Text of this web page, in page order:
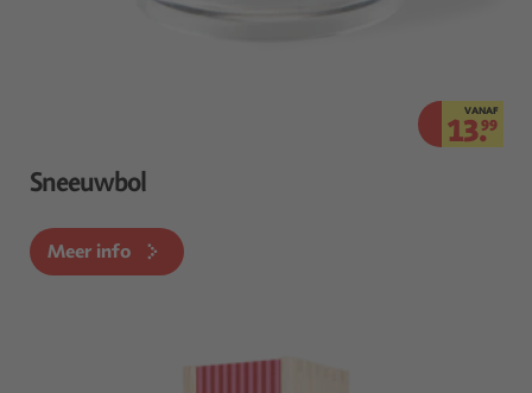
VANAF
13.99
Sneeuwbol
Meer info